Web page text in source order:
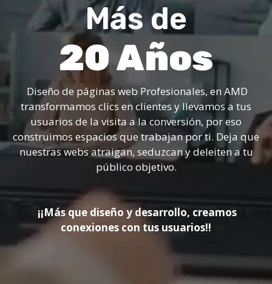
Más de
20 Años
Diseño de páginas web Profesionales, en AMD
transformamos clics en clientes y llevamos a tus
usuarios de la visita a la conversión, por eso
construimos espacios que trabajan por ti. Deja que
nuestras webs atraigan, seduzcan y deleiten a tu
público objetivo.
¡¡Más que diseño y desarrollo, creamos
conexiones con tus usuarios!!